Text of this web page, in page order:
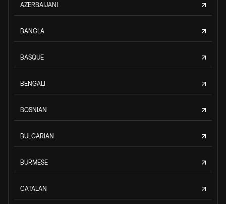
AZERBAIJANI
BANGLA
BASQUE
BENGALI
BOSNIAN
BULGARIAN
BURMESE
CATALAN